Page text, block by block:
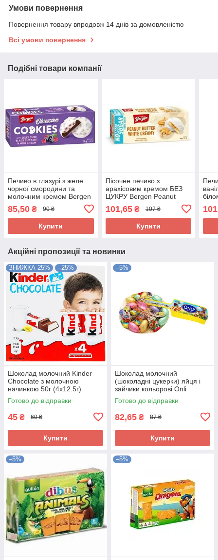
Умови повернення
Повернення товару впродовж 14 днів за домовленістю
Всі умови повернення
Подібні товари компанії
Печиво в глазурі з желе
чорної смородини та
молочним кремом Bergen
Obsession Cookies black
currant&milk cream 128г
Польща
85,50 ₴ 90 ₴
Купити
Пісочне печиво з
арахісовим кремом БЕЗ
ЦУКРУ Bergen Peanut
butter White creamy 128г
Польща
101,65₴ 107 ₴
Купити
Акційні пропозиції та новинки
ЗНИЖКА 25% –25%
Шоколад молочний Kinder
Chocolate з молочною
начинкою 50г (4х12.5г)
Німеччина
Готово до відправки
45 ₴ 60 ₴
Купити
–5%
Шоколад молочний
(шоколадні цукерки) яйця і
зайчики кольорові Onli
Австрія 84г
Готово до відправки
82,65 ₴ 87 ₴
Купити
–5% –5%